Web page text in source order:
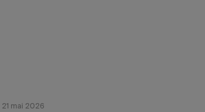
21 mai 2026